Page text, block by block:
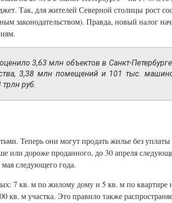
Так, для жителей Северной столицы рост
законодательством). Правда, новый налог
3,63 млн объектов в Санкт-
3,38 млн помещений и 101 тыс.
руб.
Теперь они могут продать жилье без
или дороже проданного, до 30 апреля
следующего года.
7 кв. м по жилому дому и 5 кв. м по квартире
кв. м участка. Это правило также